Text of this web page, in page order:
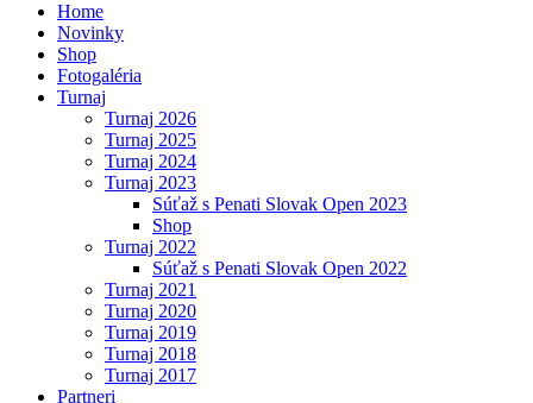
Home
Novinky
Shop
Fotogaléria
Turnaj
Turnaj 2026
Turnaj 2025
Turnaj 2024
Turnaj 2023
Súťaž s Penati Slovak Open 2023
Shop
Turnaj 2022
Súťaž s Penati Slovak Open 2022
Turnaj 2021
Turnaj 2020
Turnaj 2019
Turnaj 2018
Turnaj 2017
Partneri